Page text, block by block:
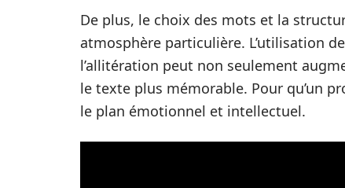
De plus, le choix des mots et la
atmosphère particulière. L’utilisation
l’allitération peut non seulement
le texte plus mémorable. Pour qu’un
le plan émotionnel et intellectuel.